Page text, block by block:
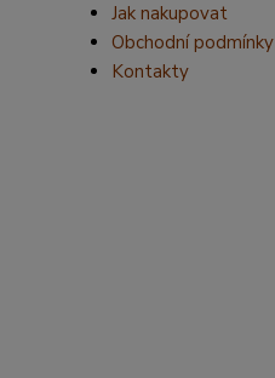
Jak nakupovat
Obchodní podmínky
Kontakty